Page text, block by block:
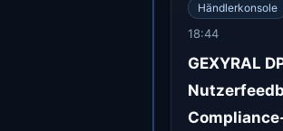
Händlerkonsole
18:44
GEXYRAL